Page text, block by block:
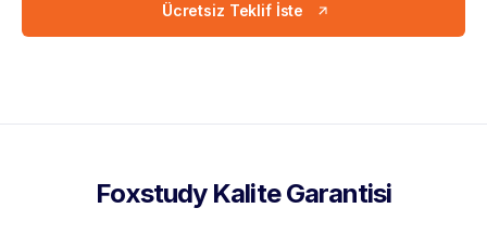
Ücretsiz Teklif İste
Foxstudy Kalite Garantisi